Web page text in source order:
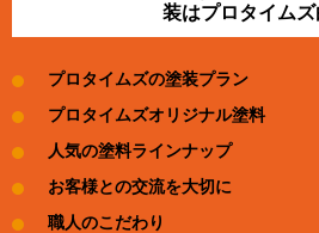
装はプロタイム
プロタイムズの塗装プラン
プロタイムズオリジナル塗料
人気の塗料ラインナップ
お客様との交流を大切に
職人のこだわり